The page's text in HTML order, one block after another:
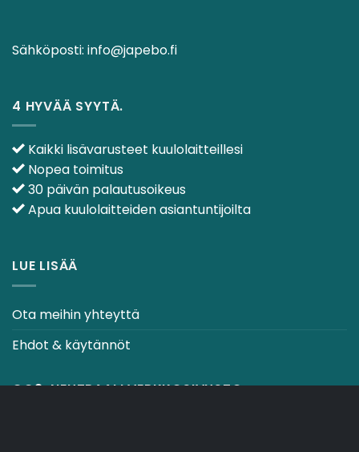
Sähköposti: info@japebo.fi
4 HYVÄÄ SYYTÄ.
Kaikki lisävarusteet kuulolaitteillesi
Nopea toimitus
30 päivän palautusoikeus
Apua kuulolaitteiden asiantuntijoilta
LUE LISÄÄ
Ota meihin yhteyttä
Ehdot & käytännöt
CO2-NEUTRAALI VERKKOSIVUSTO